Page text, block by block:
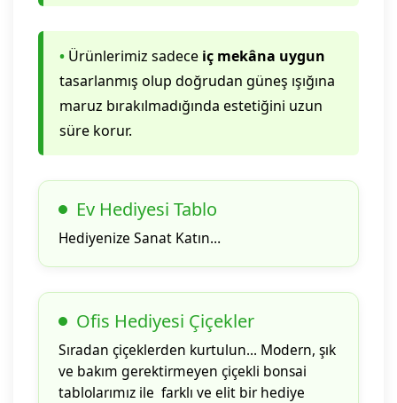
• Ürünlerimiz sadece iç mekâna uygun
tasarlanmış olup doğrudan güneş ışığına
maruz bırakılmadığında estetiğini uzun
süre korur.
Ev Hediyesi Tablo
Hediyenize Sanat Katın…
Ofis Hediyesi Çiçekler
Sıradan çiçeklerden kurtulun... Modern, şık
ve bakım gerektirmeyen çiçekli bonsai
tablolarımız ile farklı ve elit bir hediye